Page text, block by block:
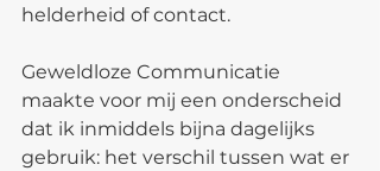
helderheid of contact.
Geweldloze Communicatie
maakte voor mij een onderscheid
dat ik inmiddels bijna dagelijks
gebruik: het verschil tussen wat er